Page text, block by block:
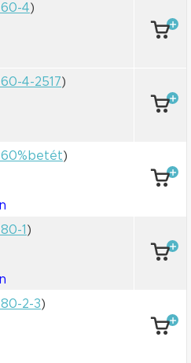
4)
4-2517)
)
1 )
2-3)